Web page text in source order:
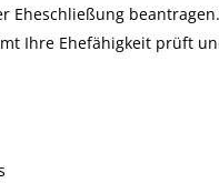
Eheschließung beantragen.
Ihre Ehefähigkeit prüft